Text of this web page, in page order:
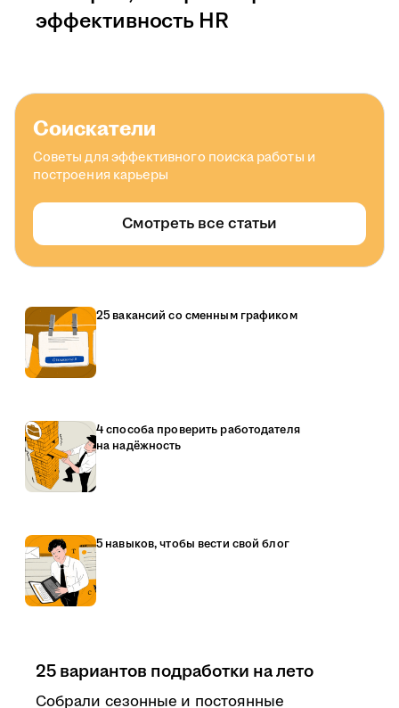
эффективность HR
Соискатели
Советы для эффективного поиска работы и
построения карьеры
Смотреть все статьи
25 вакансий со сменным графиком
4 способа проверить работодателя
на надёжность
5 навыков, чтобы вести свой блог
25 вариантов подработки на лето
Собрали сезонные и постоянные